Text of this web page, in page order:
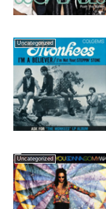
Uncategorized
Uncategorized